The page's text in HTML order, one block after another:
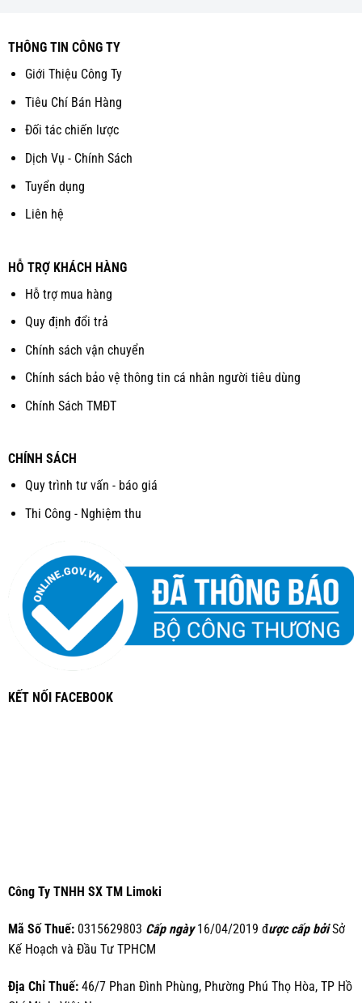
THÔNG TIN CÔNG TY
Giới Thiệu Công Ty
Tiêu Chí Bán Hàng
Đối tác chiến lược
Dịch Vụ - Chính Sách
Tuyển dụng
Liên hệ
HỖ TRỢ KHÁCH HÀNG
Hỗ trợ mua hàng
Quy định đổi trả
Chính sách vận chuyển
Chính sách bảo vệ thông tin cá nhân người tiêu dùng
Chính Sách TMĐT
CHÍNH SÁCH
Quy trình tư vấn - báo giá
Thi Công - Nghiệm thu
KẾT NỐI FACEBOOK
Công Ty TNHH SX TM Limoki
Mã Số Thuế:0315629803 Cấp ngày16/04/2019 được cấp bởiSở
Kế Hoạch và Đầu Tư TPHCM
Địa Chỉ Thuế:46/7 Phan Đình Phùng, Phường Phú Thọ Hòa, TP Hồ